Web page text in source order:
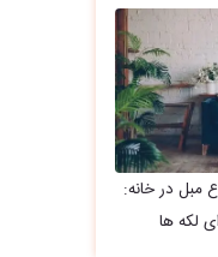
مبل در خانه:
لکه ها